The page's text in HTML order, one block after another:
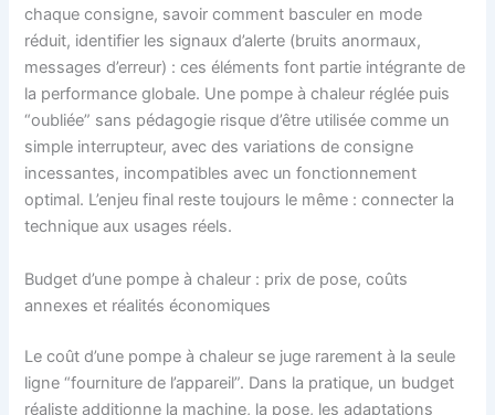
chaque consigne, savoir comment basculer en mode
réduit, identifier les signaux d’alerte (bruits anormaux,
messages d’erreur) : ces éléments font partie intégrante de
la performance globale. Une pompe à chaleur réglée puis
“oubliée” sans pédagogie risque d’être utilisée comme un
simple interrupteur, avec des variations de consigne
incessantes, incompatibles avec un fonctionnement
optimal. L’enjeu final reste toujours le même : connecter la
technique aux usages réels.
Budget d’une pompe à chaleur : prix de pose, coûts
annexes et réalités économiques
Le coût d’une pompe à chaleur se juge rarement à la seule
ligne “fourniture de l’appareil”. Dans la pratique, un budget
réaliste additionne la machine, la pose, les adaptations